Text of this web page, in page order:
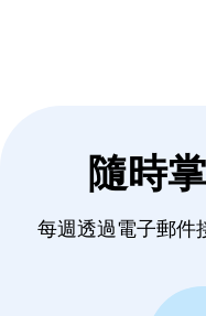
隨時
每週透過電子郵件